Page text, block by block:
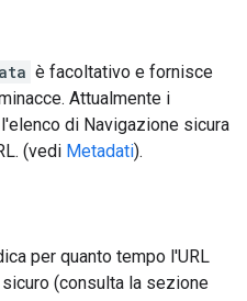
è facoltativo e fornisce
Attualmente i
di Navigazione sicura
(vedi Metadati).
per quanto tempo l'URL
(consulta la sezione